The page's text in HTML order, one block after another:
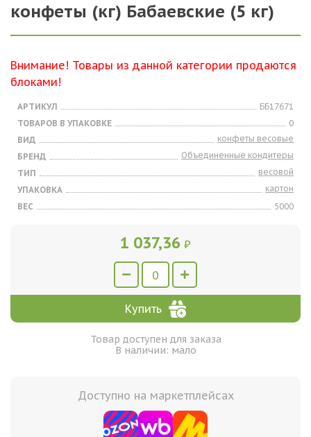
конфеты (кг) Бабаевские (5 кг)
Внимание! Товары из данной категории продаются
блоками!
АРТИКУЛ
ББ17671
ТОВАРОВ В УПАКОВКЕ
0
ВИД
конфеты весовые
БРЕНД
Объединенные кондитеры
ТИП
весовой
УПАКОВКА
картон
ВЕС
5000
1 037,36 ₽
Купить
Товар доступен для заказа
В наличии: мало
Доступно на маркетплейсах